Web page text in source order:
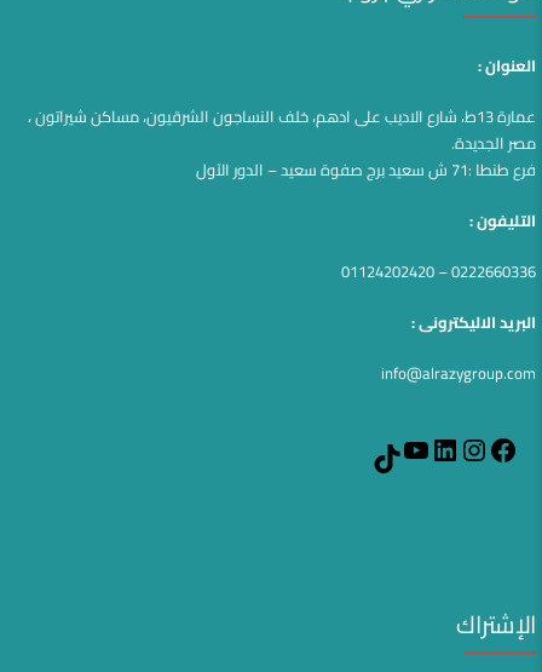
العنوان :
عمارة 13ط، شارع الاديب على ادهم، خلف النساجون الشرقيون، مساكن شيراتون ،
مصر الجديدة.
فرع طنطا :71 ش سعيد برج صفوة سعيد – الدور الآول
التليفون :
0222660336 – 01124202420
البريد الاليكترونى :
info@alrazygroup.com
Facebook
Instagram
LinkedIn
YouTube
الإشتراك